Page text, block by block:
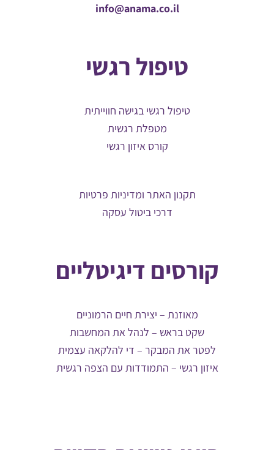
info@anama.co.il
טיפול רגשי
טיפול רגשי בגישה חווייתית
מטפלת רגשית
קורס איזון רגשי
תקנון האתר ומדיניות פרטיות
דרכי ביטול עסקה
קורסים דיגיטליים
מאוזנת – יצירת חיים הרמוניים
שקט בראש – לנהל את המחשבות
לפטר את המבקר – די להלקאה עצמית
איזון רגשי – התמודדות עם הצפה רגשית